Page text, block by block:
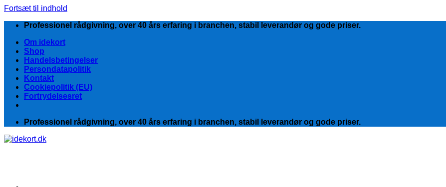
Fortsæt til indhold
Professionel rådgivning, over 40 års erfaring i branchen, stabil leverandør og gode priser.
Om idekort
Shop
Handelsbetingelser
Persondatapolitik
Kontakt
Cookiepolitik (EU)
Fortrydelsesret
Professionel rådgivning, over 40 års erfaring i branchen, stabil leverandør og gode priser.